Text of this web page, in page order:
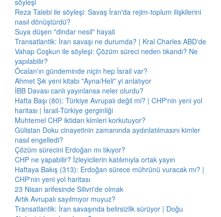
söyleşi
Reza Talebi ile söyleşi: Savaş İran'da rejim-toplum ilişkilerini
nasıl dönüştürdü?
Suya düşen "dindar nesil" hayali
Transatlantik: İran savaşı ne durumda? | Kral Charles ABD'de
Vahap Coşkun ile söyleşi: Çözüm süreci neden tıkandı? Ne
yapılabilir?
Öcalan'ın gündeminde niçin hep İsrail var?
Ahmet Şık yeni kitabı "Ayna/Heli" yi anlatıyor
İBB Davası canlı yayınlansa neler olurdu?
Hafta Başı (80): Türkiye Avrupalı değil mi? | CHP'nin yeni yol
haritası | İsrail-Türkiye gerginliği
Muhtemel CHP iktidarı kimleri korkutuyor?
Gülistan Doku cinayetinin zamanında aydınlatılmasını kimler
nasıl engelledi?
Çözüm sürecini Erdoğan mı tıkıyor?
CHP ne yapabilir? İzleyicilerin katılımıyla ortak yayın
Haftaya Bakış (313): Erdoğan sürece mührünü vuracak mı? |
CHP'nin yeni yol haritası
23 Nisan arifesinde Silivri'de olmak
Artık Avrupalı sayılmıyor muyuz?
Transatlantik: İran savaşında belirsizlik sürüyor | Doğu